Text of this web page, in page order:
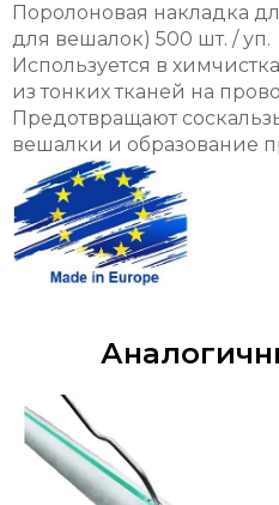
Поролоновая накладка
для вешалок) 500 шт. / уп.
Используется в
из тонких тканей на
Предотвращают
вешалки и образование